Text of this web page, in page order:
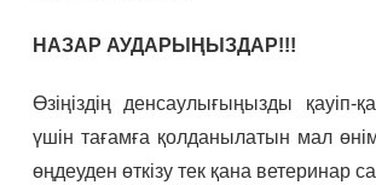
НАЗАР АУДАРЫҢЫЗДАР!!!
Өзіңіздің денсаулығыңызды қауіп-
үшін тағамға қолданылатын мал
өңдеуден өткізу тек қана ветеринар